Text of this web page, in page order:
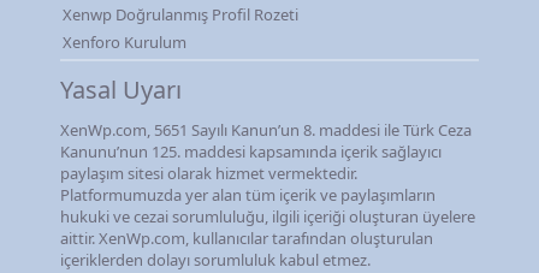
Xenwp Doğrulanmış Profil Rozeti
Xenforo Kurulum
Yasal Uyarı
XenWp.com, 5651 Sayılı Kanun’un 8. maddesi ile Türk Ceza
Kanunu’nun 125. maddesi kapsamında içerik sağlayıcı
paylaşım sitesi olarak hizmet vermektedir.
Platformumuzda yer alan tüm içerik ve paylaşımların
hukuki ve cezai sorumluluğu, ilgili içeriği oluşturan üyelere
aittir. XenWp.com, kullanıcılar tarafından oluşturulan
içeriklerden dolayı sorumluluk kabul etmez.